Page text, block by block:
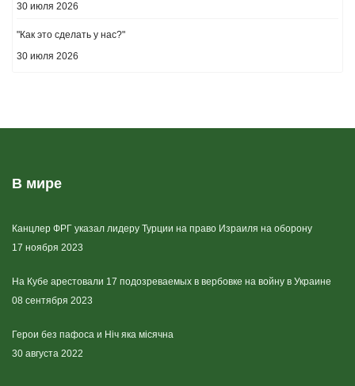
30 июля 2026
"Как это сделать у нас?"
30 июля 2026
В мире
Канцлер ФРГ указал лидеру Турции на право Израиля на оборону
17 ноября 2023
На Кубе арестовали 17 подозреваемых в вербовке на войну в Украине
08 сентября 2023
Герои без пафоса и Ніч яка місячна
30 августа 2022